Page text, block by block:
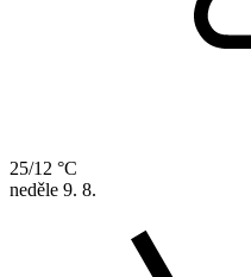
25/12 °C
neděle 9. 8.